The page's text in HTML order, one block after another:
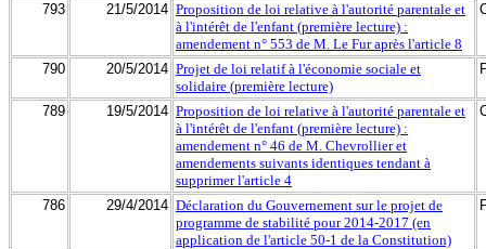
793 21/5/2014 Proposition de loi relative à l'autorité parentale et
à l'intérêt de l'enfant (première lecture) :
amendement n° 553 de M. Le Fur après l'article 8
790 20/5/2014 Projet de loi relatif à l'économie sociale et
solidaire (première lecture)
789 19/5/2014 Proposition de loi relative à l'autorité parentale et
à l'intérêt de l'enfant (première lecture) :
amendement n° 46 de M. Chevrollier et
amendements suivants identiques tendant à
supprimer l'article 4
786 29/4/2014 Déclaration du Gouvernement sur le projet de
programme de stabilité pour 2014-2017 (en
application de l'article 50-1 de la Constitution)